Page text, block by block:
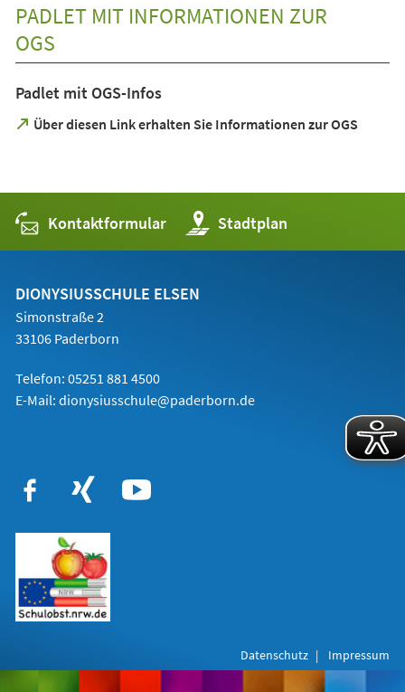
PADLET MIT INFORMATIONEN ZUR
OGS
Padlet mit OGS-Infos
Über diesen Link erhalten Sie Informationen zur OGS
(Öffnet
Tab)
Kontaktformular Stadtplan
(Öffnet
in
einem
Tab)
DIONYSIUSSCHULE ELSEN
Simonstraße 2
33106 Paderborn
Telefon: 05251 881 4500
E-Mail: dionysiusschule@paderborn.de
Datenschutz Impressum